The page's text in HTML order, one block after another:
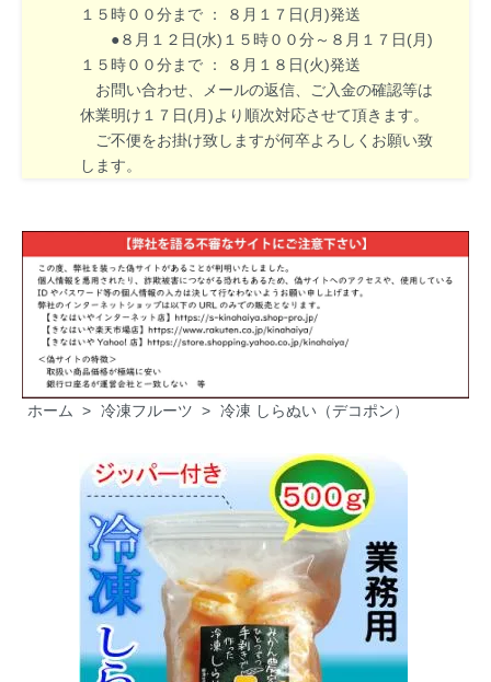
１５時００分まで ： ８月１７日(月)発送
●８月１２日(水)１５時００分～８月１７日(月)
１５時００分まで ： ８月１８日(火)発送
お問い合わせ、メールの返信、ご入金の確認等は
休業明け１７日(月)より順次対応させて頂きます。
ご不便をお掛け致しますが何卒よろしくお願い致
します。
ホーム > 冷凍フルーツ > 冷凍 しらぬい（デコポン）